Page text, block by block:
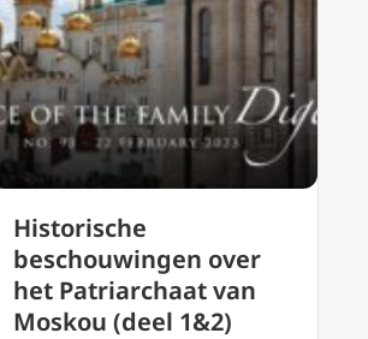
Historische
beschouwingen over
het Patriarchaat van
Moskou (deel 1&2)